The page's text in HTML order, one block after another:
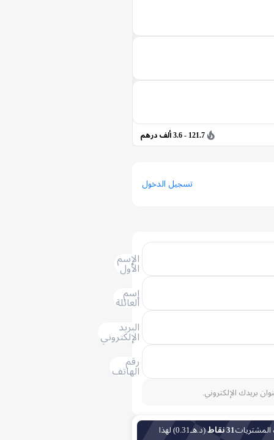
121.7 - 3.6 ألف درهم
تسجيل الدخول
الإسم
الأول
إسم
العائلة
البريد
الإلكتروني
رقم
الهاتف
بريدك الإلكتروني.
31 نقاط (د.هـ0.31) لهذا